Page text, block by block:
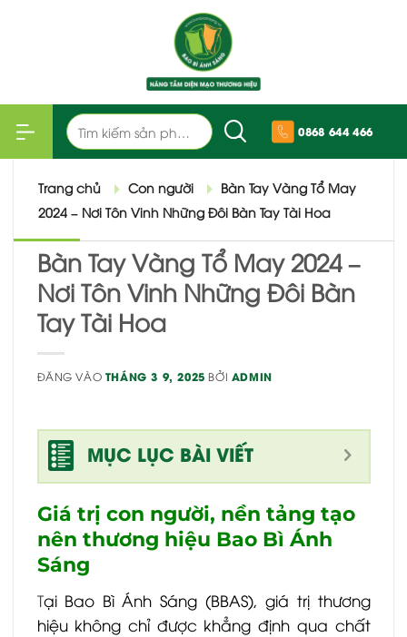
Tìm
kiếm:
0868 644 466
Trang chủ Con người
Bàn Tay Vàng Tổ May
2024 – Nơi Tôn Vinh Những Đôi Bàn Tay Tài Hoa
Bàn Tay Vàng Tổ May 2024 –
Nơi Tôn Vinh Những Đôi Bàn
Tay Tài Hoa
ĐĂNG VÀO THÁNG 3 9, 2025 BỞI ADMIN
MỤC LỤC BÀI VIẾT
Giá trị con người, nền tảng tạo
nên thương hiệu Bao Bì Ánh
Sáng
Tại Bao Bì Ánh Sáng (BBAS), giá trị thương
hiệu không chỉ được khẳng định qua chất